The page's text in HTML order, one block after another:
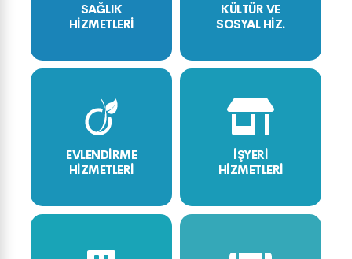
SAĞLIK
HİZMETLERİ
KÜLTÜR VE
SOSYAL HİZ.
EVLENDİRME
HİZMETLERİ
İŞYERİ
HİZMETLERİ